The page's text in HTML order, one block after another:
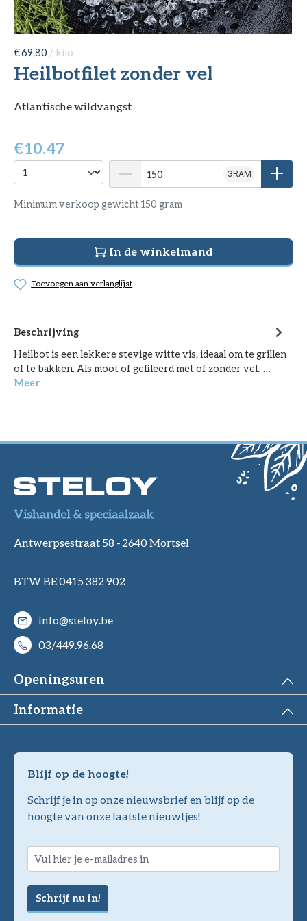
€ 69,80 / kilo
Heilbotfilet zonder vel
Atlantische wildvangst
€10.47
GRAM
Minimum verkoop gewicht 150 gram
In de winkelmand
Toevoegen aan verlanglijst
Beschrijving
Heilbot is een lekkere stevige witte vis, ideaal om te grillen
of te bakken. Als moot of gefileerd met of zonder vel. …
Meer
Antwerpsestraat 58 - 2640 Mortsel
BTW BE 0415 382 902
info@steloy.be
03/449.96.68
Openingsuren
Informatie
Blijf op de hoogte!
Schrijf je in op onze nieuwsbrief en blijf op de
hoogte van onze laatste nieuwtjes!
Schrijf nu in!